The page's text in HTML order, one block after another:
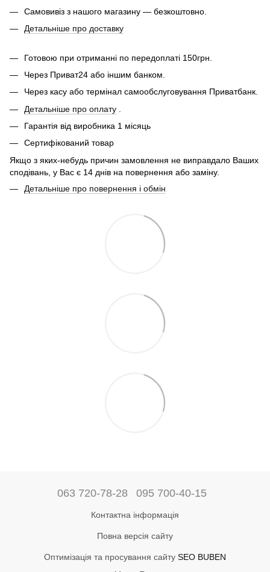
Самовивіз з нашого магазину — безкоштовно.
Детальніше про доставку
Готовою при отриманні по передоплаті 150грн.
Через Приват24 або іншим банком.
Через касу або термінал самообслуговування Приватбанк.
Детальніше про оплату
Гарантія від виробника 1 місяць
Сертифікований товар
Якщо з яких-небудь причин замовлення не виправдало Ваших
сподівань, у Вас є 14 днів на повернення або заміну.
Детальніше про повернення і обмін
063 720-78-28 095 700-40-15
Контактна інформація
Повна версія сайту
Оптимізація та просування сайту SEO BUBEN